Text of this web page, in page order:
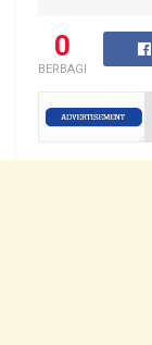
0
BERBAGI